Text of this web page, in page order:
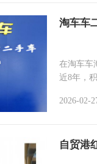
淘车车
在淘车车
近8年，
2026-02-
自贸港